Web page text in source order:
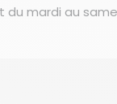
mardi au